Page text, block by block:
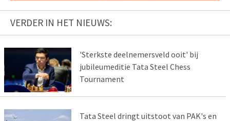
VERDER IN HET NIEUWS:
'Sterkste deelnemersveld ooit' bij
jubileumeditie Tata Steel Chess
Tournament
Tata Steel dringt uitstoot van PAK's en